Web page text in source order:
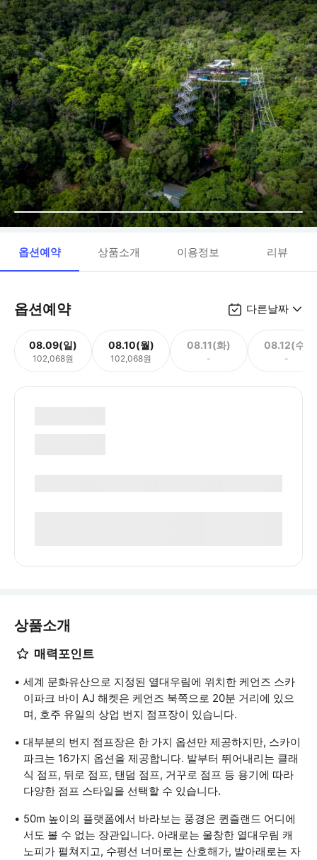
옵션예약 상품소개 이용정보 리뷰
옵션예약 다른날짜
08.09(일)
102,068원
08.10(월)
102,068원
08.11(화)
-
08.12(수)
-
상품소개
매력포인트
세계 문화유산으로 지정된 열대우림에 위치한 케언즈 스카
이파크 바이 AJ 해켓은 케언즈 북쪽으로 20분 거리에 있으
며, 호주 유일의 상업 번지 점프장이 있습니다.
대부분의 번지 점프장은 한 가지 옵션만 제공하지만, 스카이
파크는 16가지 옵션을 제공합니다. 발부터 뛰어내리는 클래
식 점프, 뒤로 점프, 탠덤 점프, 거꾸로 점프 등 용기에 따라
다양한 점프 스타일을 선택할 수 있습니다.
50m 높이의 플랫폼에서 바라보는 풍경은 퀸즐랜드 어디에
서도 볼 수 없는 장관입니다. 아래로는 울창한 열대우림 캐
노피가 펼쳐지고, 수평선 너머로는 산호해가, 발아래로는 자